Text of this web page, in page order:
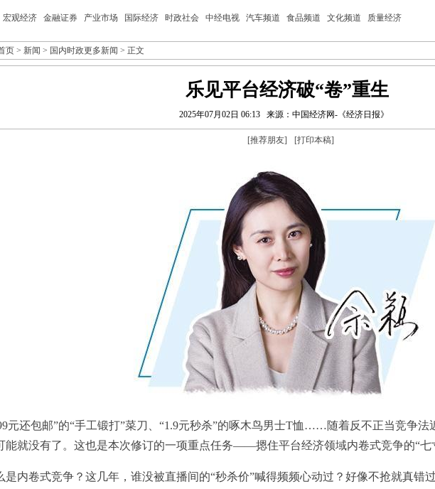
宏观经济 金融证券 产业市场 国际经济 时政社会 中经电视 汽车频道 食品频道 文化频道 质量经济
页 > 新闻 > 国内时政更多新闻 > 正文
乐见平台经济破“卷”重生
2025年07月02日 06:13 来源：中国经济网-《经济日报》
[推荐朋友] [打印本稿]
元还包邮”的“手工锻打”菜刀、“1.9元秒杀”的啄木鸟男士T恤……随着反不正当竞争法
能就没有了。这也是本次修订的一项重点任务——摁住平台经济领域内卷式竞争的“七
是内卷式竞争？这几年，谁没被直播间的“秒杀价”喊得频频心动过？好像不抢就真错